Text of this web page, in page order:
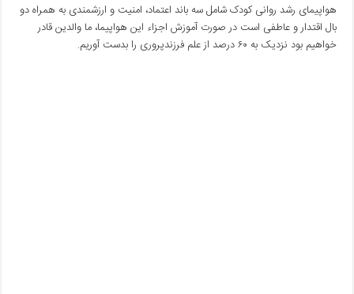
هواپیمای رشد روانی کودک شامل سه باند اعتماد، امنیت و ارزشمندی به همراه دو
بال اقتدار و عاطفی است در صورت آموزش اجزاء این هواپیما، ما والدین قادر
خواهیم بود نزدیک به ۶۰ درصد از علم فرزندپروری را بدست آوریم.